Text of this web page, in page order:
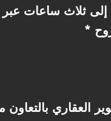
ثلاث ساعات
بالتعاون